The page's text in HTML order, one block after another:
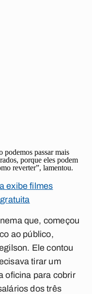
podemos passar mais
porque eles podem
reverter”, lamentou.
exibe filmes
que, começou
ao público,
Ele contou
tirar um
oficina para cobrir
dos três